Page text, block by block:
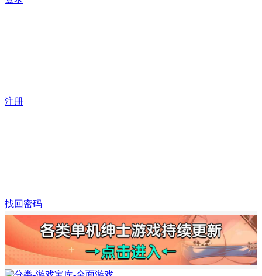
注册
找回密码